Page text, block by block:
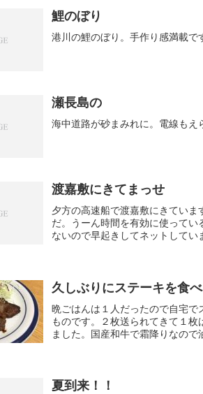
鯉のぼり
港川の鯉のぼり。手作り感満載で
瀬長島の
海中道路が砂まみれに。電線もえ
渡嘉敷にきてまっせ
夕方の高速船で渡嘉敷にきてい
だ。うーん時間を有効に使って
ないので早起きしてネットして
久しぶりにステーキを食
晩ごはんは１人だったので自宅
ものです。２枚送られてきて１
ました。国産和牛で霜降りなので
夏到来！！